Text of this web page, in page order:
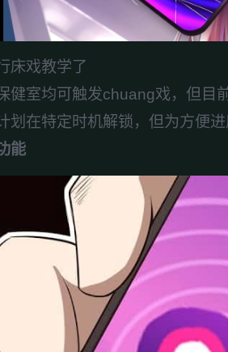
床戏教学了
健室均可触发chuang戏，但目
划在特定时机解锁，但为方便
能